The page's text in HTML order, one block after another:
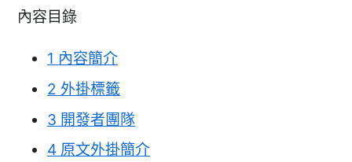
內容目錄
1 內容簡介
2 外掛標籤
3 開發者團隊
4 原文外掛簡介